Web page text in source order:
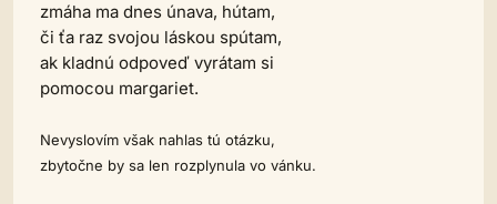
zmáha ma dnes únava, hútam,
či ťa raz svojou láskou spútam,
ak kladnú odpoveď vyrátam si
pomocou margariet.
Nevyslovím však nahlas tú otázku,
zbytočne by sa len rozplynula vo vánku.